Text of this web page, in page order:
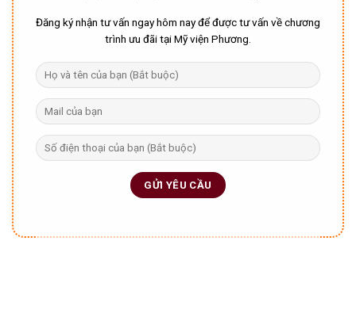
Đăng ký nhận tư vấn ngay hôm nay để được tư vấn về chương
trình ưu đãi tại Mỹ viện Phương.